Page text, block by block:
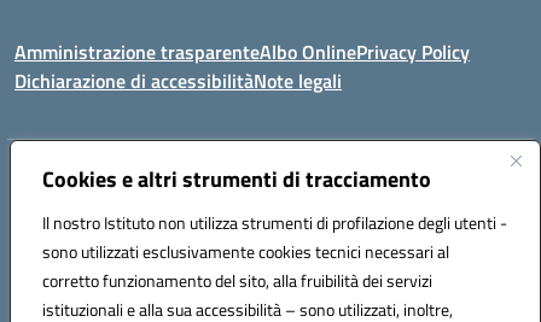
Cookies e altri strumenti di tracciamento
Il nostro Istituto non utilizza strumenti di profilazione degli utenti -
sono utilizzati esclusivamente cookies tecnici necessari al
corretto funzionamento del sito, alla fruibilità dei servizi
istituzionali e alla sua accessibilità – sono utilizzati, inoltre,
Amministrazione trasparenteAlbo OnlinePrivacy Policy
Dichiarazione di accessibilitàNote legali
Indirizzo:Via Cadore 1, 60124 Ancona
Posta elettronica certificata (PEC):anic81100g@pec.istruzione.it
Codice fiscale: 93084410427
Codice meccanografico: anic81100g